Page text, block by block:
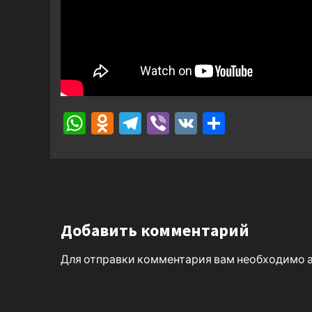
WhatsApp
Odnoklassniki
Telegram
Viber
VK
Добавить комментарий
Для отправки комментария вам необходимо